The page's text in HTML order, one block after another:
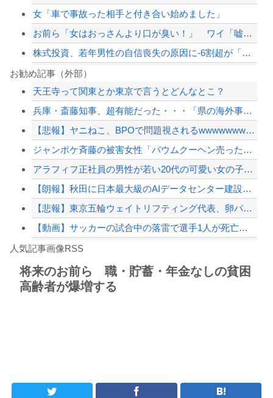
女「車で事故った相手と付き合い始めました」
お前ら「女はおっさんより口が臭い！」 ワイ「嘘つけバーカｗ」⇒w
株式投資、若年男性の自信喪失の原因に-6割超が「人生の敗者」自認
【速報】 中国、ガチで逝く
【悲報】東京五輪ウェイトリフティング代表、卵パックを盗んで逮捕ｗｗｗｗｗｗｗ
【配信者】「金バエ」のSNS更新が1週間途絶え、様々な憶測が飛び交う。1週間ぶり...
【緊急速報】NYで警官が黒人男性の首を絞め、暴動第二波不可避へ
Powered by livedoor 相互RSS
お勧め記事（外部）
天王寺って関東とか東京で言うとどんなとこ？
兵庫・斎藤知事、超有能だった・・・「県の海外事務所はすべて閉鎖で。直営する意味な...
【悲報】ヤニねこ、BPOで問題視されるwwwwwwwwwwwwwwwwwwwww...
ジャンポケ斉藤の被害女性「バウムクーヘン売ったりTikTokライブしててムカつい...
アラフィフ正社員の男性が若い20代の可愛い女の子以外には挨拶をしない
【朗報】秋田に日本最大級のAIデータセンター建設へ 総事業費2兆円、UAEが巨額...
【悲報】東京五輪ウェイトリフティング代表、卵パックを盗んで逮捕ｗｗｗｗｗｗｗ
【動画】サッカーの試合中の落雷で選手1人が死亡、12人が負傷した事故。
【かっけぇ…】あのまとめ管理人が“世の中お金じゃない”に共感‥‥「お金で忖度ばか...
8/4のニュース
人気記事画像RSS
将来のお前ら 職・貯蓄・年金なしの貧困
高齢者が爆増する